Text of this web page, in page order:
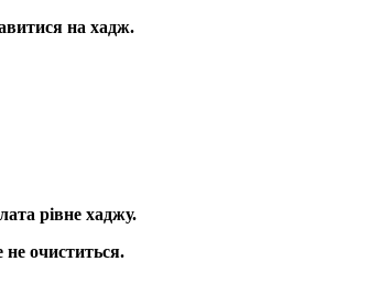
на хадж.
рівне хаджу.
не очиститься.